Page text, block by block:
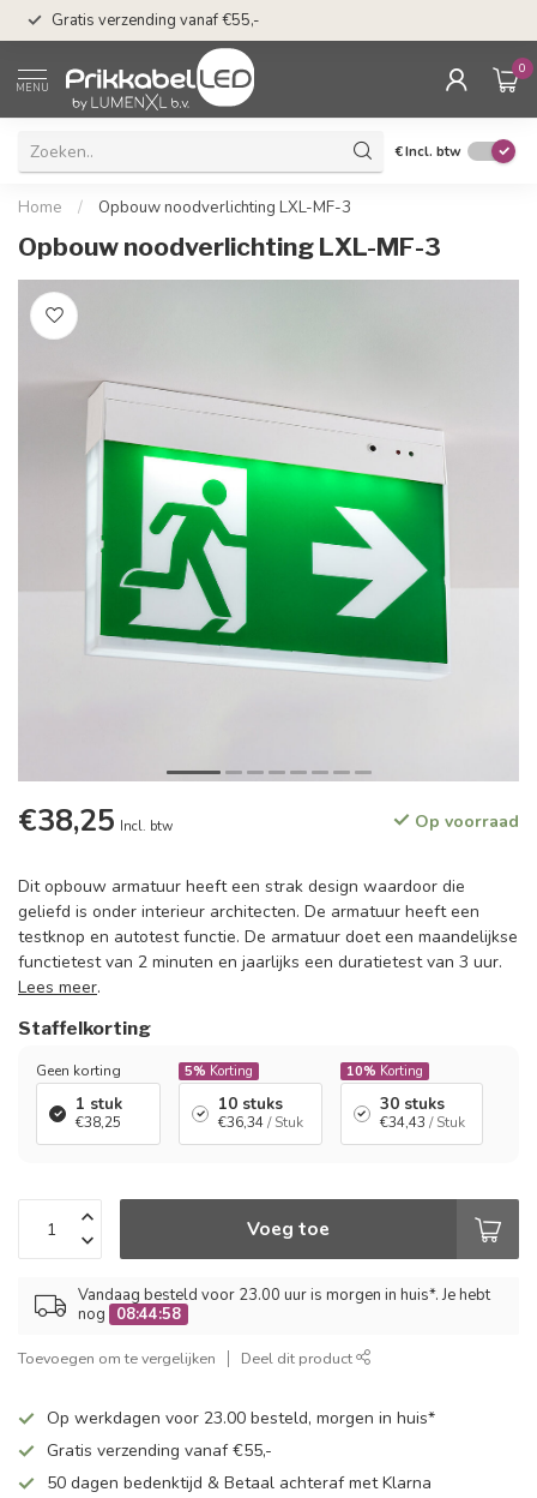
Gratis verzending vanaf €55,-
MENU
0
€Incl. btw
Home / Opbouw noodverlichting LXL-MF-3
Opbouw noodverlichting LXL-MF-3
€38,25 Incl. btw Op voorraad
Dit opbouw armatuur heeft een strak design waardoor die
geliefd is onder interieur architecten. De armatuur heeft een
testknop en autotest functie. De armatuur doet een maandelijkse
functietest van 2 minuten en jaarlijks een duratietest van 3 uur.
Lees meer.
Staffelkorting
Geen korting
1 stuk
€38,25
5% Korting
10 stuks
€36,34 / Stuk
10% Korting
30 stuks
€34,43 / Stuk
Voeg toe
Vandaag besteld voor 23.00 uur is morgen in huis*. Je hebt
nog
08:44:57
Toevoegen om te vergelijken Deel dit product
Op werkdagen voor 23.00 besteld, morgen in huis*
Gratis verzending vanaf €55,-
50 dagen bedenktijd & Betaal achteraf met Klarna